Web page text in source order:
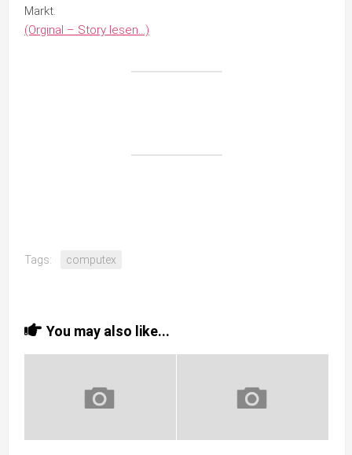
Markt.
(Orginal – Story lesen…)
Tags: computex
You may also like...